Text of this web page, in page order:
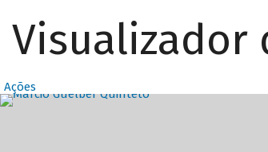
Visualizador
Ações
Destaques